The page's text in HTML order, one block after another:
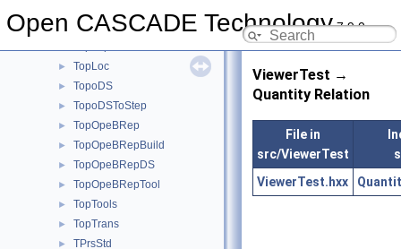
Open CASCADE Technology7.9.0
TopCnx
► TopLoc
► TopoDS
► TopoDSToStep
► TopOpeBRep
► TopOpeBRepBuild
► TopOpeBRepDS
► TopOpeBRepTool
► TopTools
► TopTrans
► TPrsStd
ViewerTest →
Quantity Relation
File in
src/ViewerTest
ViewerTest.hxx